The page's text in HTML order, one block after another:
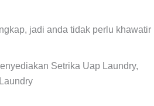
jadi anda tidak perlu khawatir
Setrika Uap Laundry,